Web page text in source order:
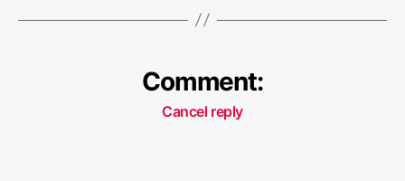
Comment:
Cancel reply